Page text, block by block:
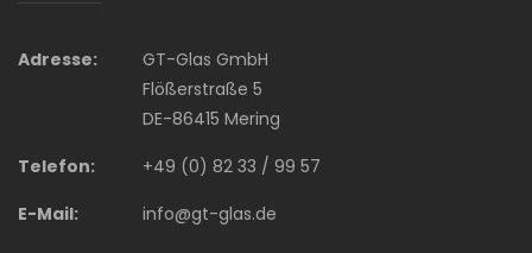
Adresse:
GT-Glas GmbH
Flößerstraße 5
DE-86415 Mering
Telefon:
+49 (0) 82 33 / 99 57
E-Mail:
info@gt-glas.de